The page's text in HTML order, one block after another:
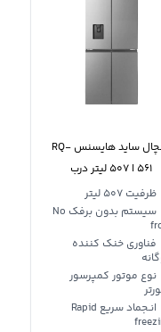
یخچال ساید هایسنس RQ-
561 ا 507 لیتر درب
فرانسویظرفیت 507 لیتر
سیستم بدون برفک No
فناوری خنک کننده
نوع موتور کمپرسور
انـجماد سریع Rapid